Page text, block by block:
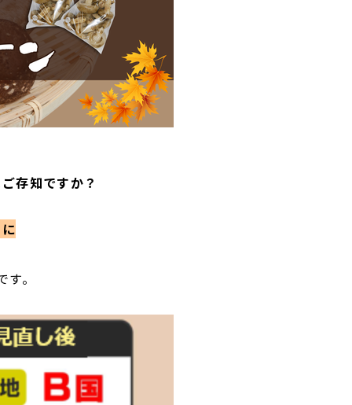
存知ですか？
。